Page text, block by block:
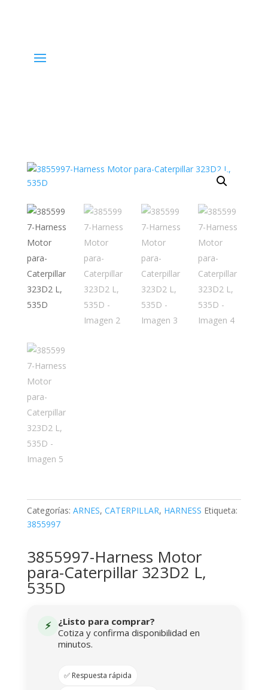
Categorías: ARNES, CATERPILLAR, HARNESS Etiqueta:
3855997
3855997-Harness Motor
para-Caterpillar 323D2 L,
535D
⚡
¿Listo para comprar?
Cotiza y confirma disponibilidad en
minutos.
✅ Respuesta rápida